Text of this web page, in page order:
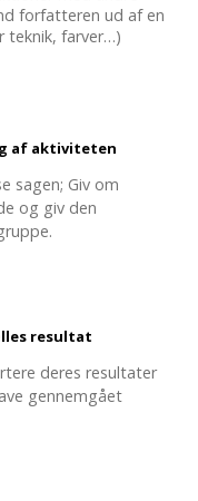
forfatteren ud af en
teknik, farver…)
af aktiviteten
sagen; Giv om
og giv den
resultat
deres resultater
gennemgået